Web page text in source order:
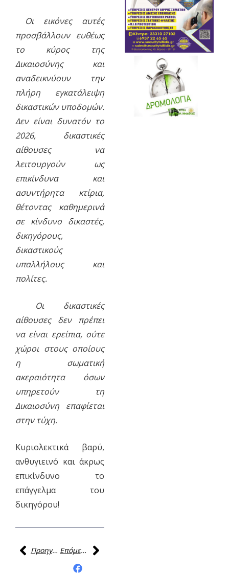
Οι εικόνες αυτές
προσβάλλουν ευθέως
το κύρος της
Δικαιοσύνης και
αναδεικνύουν την
πλήρη εγκατάλειψη
δικαστικών υποδομών.
Δεν είναι δυνατόν το
2026, δικαστικές
αίθουσες να
λειτουργούν ως
επικίνδυνα και
ασυντήρητα κτίρια,
θέτοντας καθημερινά
σε κίνδυνο δικαστές,
δικηγόρους,
δικαστικούς
υπαλλήλους και
πολίτες.
Οι δικαστικές
αίθουσες δεν πρέπει
να είναι ερείπια, ούτε
χώροι στους οποίους
η σωματική
ακεραιότητα όσων
υπηρετούν τη
Δικαιοσύνη επαφίεται
στην τύχη.
Κυριολεκτικά βαρύ,
ανθυγιεινό και άκρως
επικίνδυνο το
επάγγελμα του
δικηγόρου!
Προηγούμενη
Επόμενη